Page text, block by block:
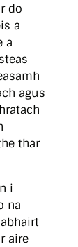
do
a
a
agus
thar
i
na
aire